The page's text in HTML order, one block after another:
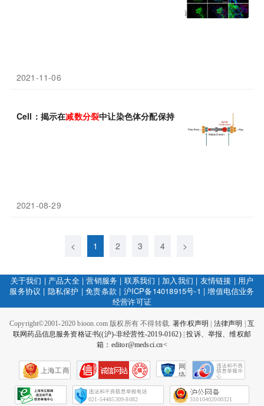
2021-11-06
Cell：揭示在减数分裂中让染色体分配保持平衡的新机制
2021-08-29
< 1 2 3 4 >
关于我们 | 产品大全|营销服务 | 联系我们 | 加入我们 | 友情链接 | 用户
服务协议 | 隐私保护 |免责条款 | 沪ICP备14018915号-1 |增值电信业务
经营许可证
Copyright©2001-2020 bioon.com 版权所有 不得转载.著作权声明 法律声明
互
联网药品信息服务资格证书((沪)-非经营性-2019-0162)|投诉、举报、维权邮
箱：editor@medsci.cn<
上海工商
网
络
会
征
021-54485309-8082 31010402000321